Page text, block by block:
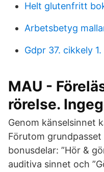
Helt glutenfritt
Arbetsbetyg
Gdpr 37. cikkely
MAU -
rörelse.
Genom känselsinnet
Förutom
bonusdelar: ”Hör &
auditiva sinnet och